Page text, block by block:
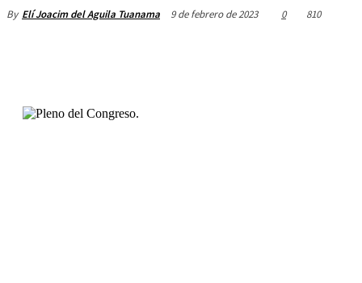
By Elí Joacim del Aguila Tuanama 9 de febrero de 2023 0 810